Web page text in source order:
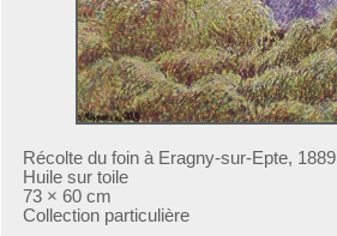
Récolte du foin à Eragny-sur-Epte, 1889
Huile sur toile
73 × 60 cm
Collection particulière